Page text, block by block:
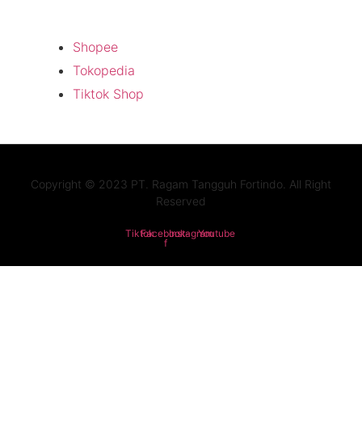
Shopee
Tokopedia
Tiktok Shop
Copyright © 2023 PT. Ragam Tangguh Fortindo. All Right
Reserved
TiktokFacebook-
f
InstagramYoutube